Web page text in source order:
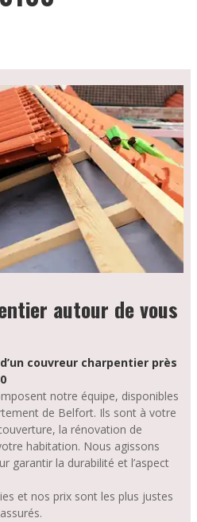
autour de vous
couvreur charpentier près
notre équipe, disponibles
de Belfort. Ils sont à votre
la rénovation de
habitation. Nous agissons
garantir la durabilité et l’aspect
et nos prix sont les plus justes